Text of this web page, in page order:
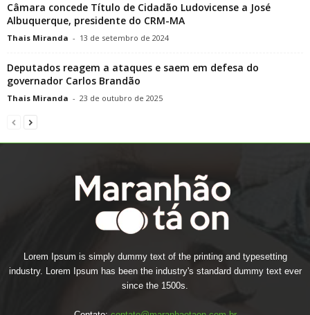
Câmara concede Título de Cidadão Ludovicense a José
Albuquerque, presidente do CRM-MA
Thais Miranda - 13 de setembro de 2024
Deputados reagem a ataques e saem em defesa do
governador Carlos Brandão
Thais Miranda - 23 de outubro de 2025
Lorem Ipsum is simply dummy text of the printing and typesetting
industry. Lorem Ipsum has been the industry's standard dummy text ever
since the 1500s.